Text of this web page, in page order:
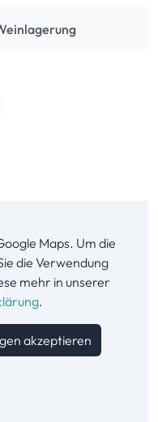
Maps. Um die
die Verwendung
mehr in unserer
.
akzeptieren